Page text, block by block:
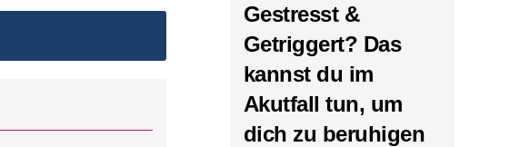
Gestresst &
Getriggert? Das
kannst du im
Akutfall tun, um
dich zu beruhigen